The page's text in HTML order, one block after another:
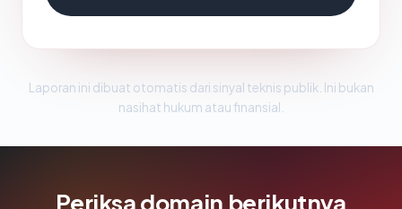
Laporan ini dibuat otomatis dari sinyal teknis publik. Ini bukan
nasihat hukum atau finansial.
Periksa domain berikutnya